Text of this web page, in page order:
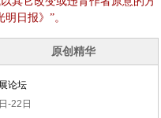
日报》”。